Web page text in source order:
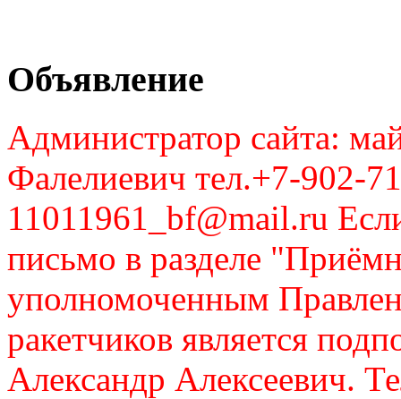
Объявление
Администратор сайта:
Фалелиевич тел.+7-902-
11011961_bf@mail.ru
письмо в разделе
уполномоченным
ракетчиков является
Александр Алексеевич.